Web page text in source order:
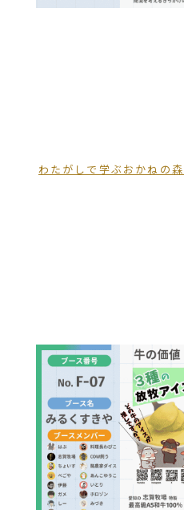
わたがしで学ぶおかねの